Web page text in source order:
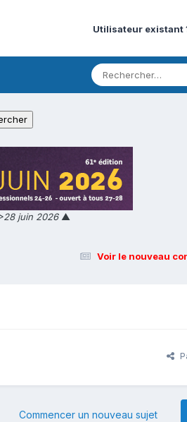
Utilisateur existant
juin 2026▲
Voir le nouveau
Commencer un nouveau sujet